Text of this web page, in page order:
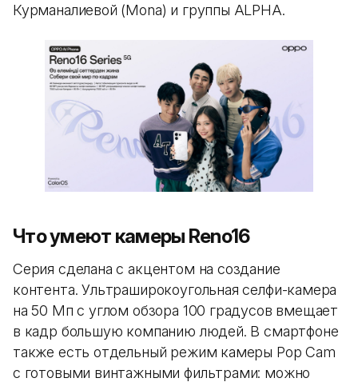
Курманалиевой (Mona) и группы ALPHA.
Что умеют камеры Reno16
Серия сделана с акцентом на создание
контента. Ультраширокоугольная селфи-камера
на 50 Мп с углом обзора 100 градусов вмещает
в кадр большую компанию людей. В смартфоне
также есть отдельный режим камеры Pop Cam
с готовыми винтажными фильтрами: можно